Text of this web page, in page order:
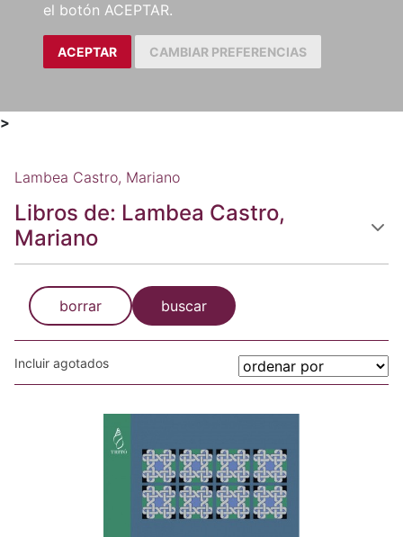
el botón ACEPTAR.
ACEPTAR CAMBIAR PREFERENCIAS
>
Lambea Castro, Mariano
Libros de: Lambea Castro,
Mariano
borrar buscar
Incluir agotados